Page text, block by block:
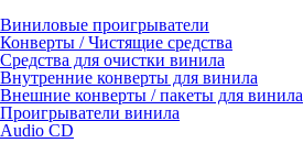
Виниловые проигрыватели
Конверты / Чистящие средства
Средства для очистки винила
Внутренние конверты для винила
Внешние конверты / пакеты для винила
Проигрыватели винила
Audio CD